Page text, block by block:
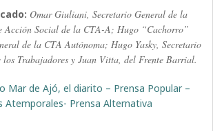
Omar Giuliani, Secretario General de la
Acción Social de la CTA-A; Hugo “Cachorro”
de la CTA Autónoma; Hugo Yasky, Secretario
los Trabajadores y Juan Vitta, del Frente Barrial.
Mar de Ajó, el diarito – Prensa Popular –
Atemporales- Prensa Alternativa